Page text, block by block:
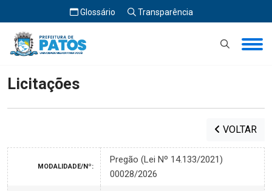
Glossário Transparência
Início Licitações
Licitações
VOLTAR
MODALIDADE/Nº:
Pregão (Lei Nº 14.133/2021)
00028/2026